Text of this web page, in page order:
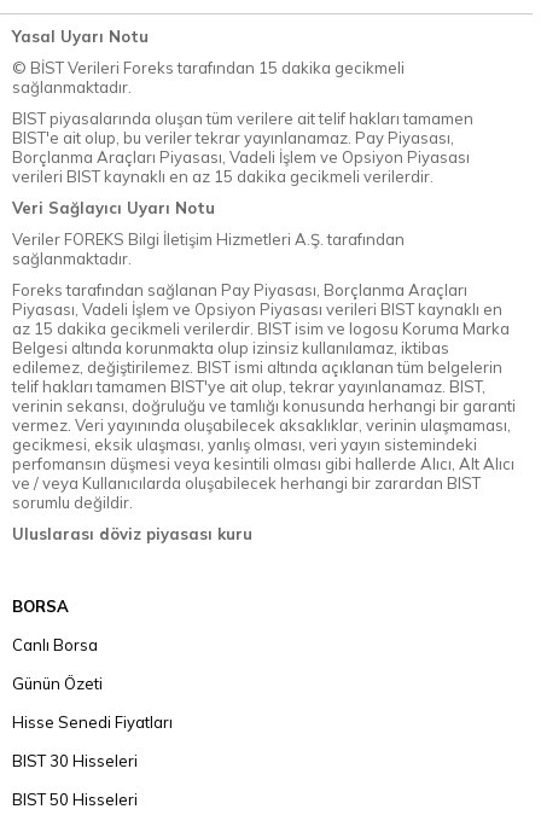
Yasal Uyarı Notu
© BİST Verileri Foreks tarafından 15 dakika gecikmeli
sağlanmaktadır.
BIST piyasalarında oluşan tüm verilere ait telif hakları tamamen
BIST'e ait olup, bu veriler tekrar yayınlanamaz. Pay Piyasası,
Borçlanma Araçları Piyasası, Vadeli İşlem ve Opsiyon Piyasası
verileri BIST kaynaklı en az 15 dakika gecikmeli verilerdir.
Veri Sağlayıcı Uyarı Notu
Veriler FOREKS Bilgi İletişim Hizmetleri A.Ş. tarafından
sağlanmaktadır.
Foreks tarafından sağlanan Pay Piyasası, Borçlanma Araçları
Piyasası, Vadeli İşlem ve Opsiyon Piyasası verileri BIST kaynaklı en
az 15 dakika gecikmeli verilerdir. BIST isim ve logosu Koruma Marka
Belgesi altında korunmakta olup izinsiz kullanılamaz, iktibas
edilemez, değiştirilemez. BIST ismi altında açıklanan tüm belgelerin
telif hakları tamamen BIST'ye ait olup, tekrar yayınlanamaz. BIST,
verinin sekansı, doğruluğu ve tamlığı konusunda herhangi bir garanti
vermez. Veri yayınında oluşabilecek aksaklıklar, verinin ulaşmaması,
gecikmesi, eksik ulaşması, yanlış olması, veri yayın sistemindeki
perfomansın düşmesi veya kesintili olması gibi hallerde Alıcı, Alt Alıcı
ve / veya Kullanıcılarda oluşabilecek herhangi bir zarardan BIST
sorumlu değildir.
Uluslarası döviz piyasası kuru
BORSA
Canlı Borsa
Günün Özeti
Hisse Senedi Fiyatları
BIST 30 Hisseleri
BIST 50 Hisseleri